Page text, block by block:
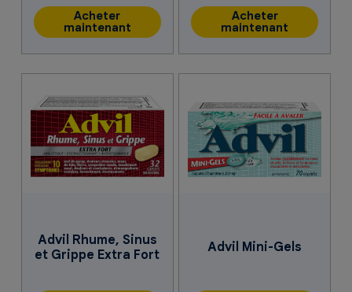
Acheter
maintenant
Acheter
maintenant
Advil Rhume, Sinus
et Grippe Extra Fort
Advil Mini-Gels